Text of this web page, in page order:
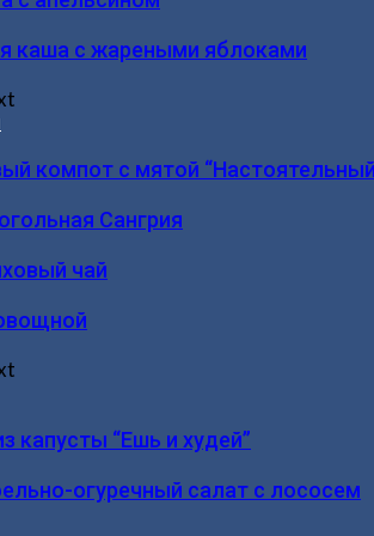
каша с жареными яблоками
компот с мятой
Сангрия
чай
капусты “Ешь и худей”
огуречный салат с лососем